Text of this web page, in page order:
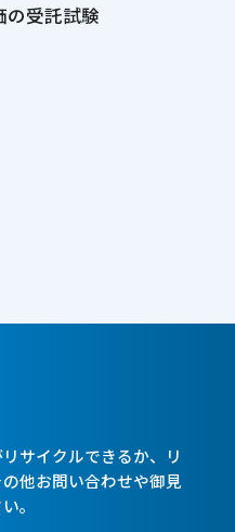
の受託試験
サイクルできるか、リ
の他お問い合わせや御見
。